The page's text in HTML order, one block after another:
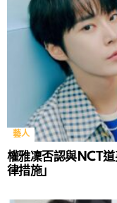
藝人
權雅凜否認與NCT
律措施」